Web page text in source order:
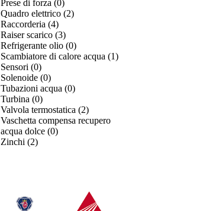
Prese di forza (0)
Quadro elettrico (2)
Raccorderia (4)
Raiser scarico (3)
Refrigerante olio (0)
Scambiatore di calore acqua (1)
Sensori (0)
Solenoide (0)
Tubazioni acqua (0)
Turbina (0)
Valvola termostatica (2)
Vaschetta compensa recupero
acqua dolce (0)
Zinchi (2)